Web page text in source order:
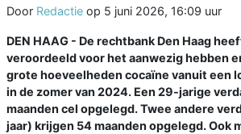
Door Redactie op 5 juni 2026, 16:09 uur
DEN HAAG - De rechtbank Den Haag
veroordeeld voor het aanwezig hebben
grote hoeveelheden cocaïne vanuit een
in de zomer van 2024. Een 29-jarige
maanden cel opgelegd. Twee andere
jaar) krijgen 54 maanden opgelegd. Ook